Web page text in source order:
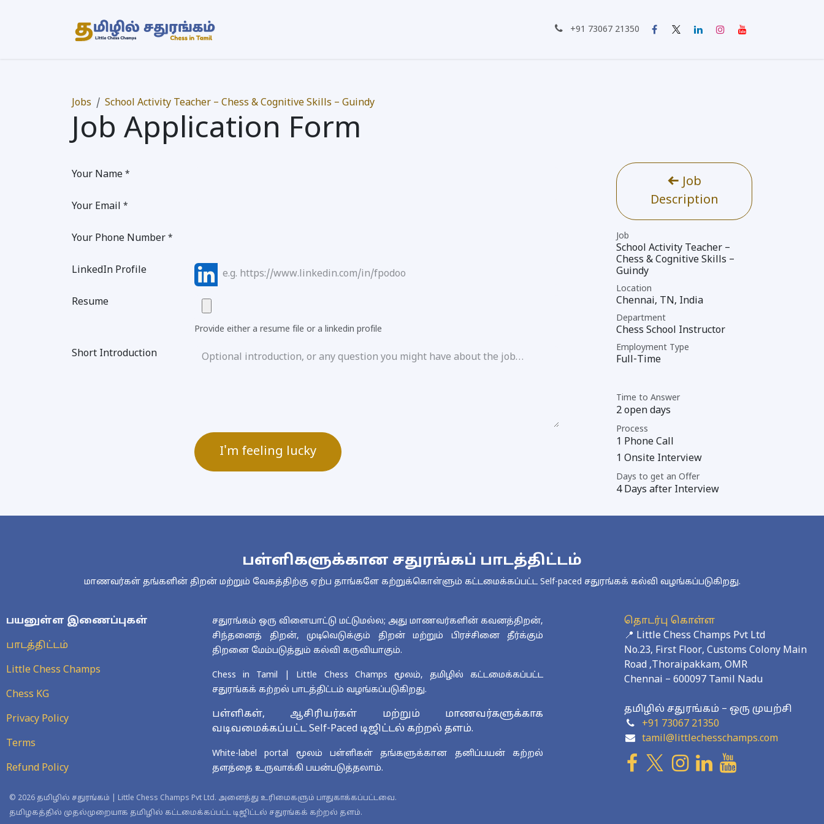
தொடர்பு கொள்ள
+91 73067 21350
Jobs School Activity Teacher – Chess & Cognitive Skills – Guindy
Job Application Form
Your Name *
Your Email *
Your Phone Number *
LinkedIn Profile
Resume
Provide either a resume file or a linkedin profile
Short Introduction
I'm feeling lucky
Job
Description
Job
School Activity Teacher –
Chess & Cognitive Skills –
Guindy
Location
Chennai, TN, India
Department
Chess School Instructor
Employment Type
Full-Time
Time to Answer
2 open days
Process
1 Phone Call
1 Onsite Interview
Days to get an Offer
4 Days after Interview
தொடர்பு கொள்ள
📍 Little Chess Champs Pvt Ltd
No.23, First Floor, Customs Colony Main
Road ,Thoraipakkam, OMR
Chennai – 600097 Tamil Nadu
தமிழில் சதுரங்கம் – ஒரு முயற்சி
+91 73067 21350
tamil@littlechesschamps.com
பயனுள்ள இணைப்புகள்
பாடத்திட்டம்
Little Chess Champs
Chess KG
Privacy Policy
Terms
Refund Policy
சதுரங்கம் ஒரு விளையாட்டு மட்டுமல்ல; அது மாணவர்களின் கவனத்திறன்,
சிந்தனைத் திறன், முடிவெடுக்கும் திறன் மற்றும் பிரச்சினை தீர்க்கும்
திறனை மேம்படுத்தும் கல்வி கருவியாகும்.
Chess in Tamil | Little Chess Champs மூலம், தமிழில் கட்டமைக்கப்பட்ட
சதுரங்கக் கற்றல் பாடத்திட்டம் வழங்கப்படுகிறது.
பள்ளிகள், ஆசிரியர்கள் மற்றும் மாணவர்களுக்காக
வடிவமைக்கப்பட்ட Self-Paced டிஜிட்டல் கற்றல் தளம்.
White-label portal மூலம் பள்ளிகள் தங்களுக்கான தனிப்பயன் கற்றல்
தளத்தை உருவாக்கி பயன்படுத்தலாம்.
பள்ளிகளுக்கான சதுரங்கப் பாடத்திட்டம்
மாணவர்கள் தங்களின் திறன் மற்றும் வேகத்திற்கு ஏற்ப தாங்களே கற்றுக்கொள்ளும் கட்டமைக்கப்பட்ட Self-paced சதுரங்கக் கல்வி வழங்கப்படுகிறது.
© 2026 தமிழில் சதுரங்கம் | Little Chess Champs Pvt Ltd. அனைத்து உரிமைகளும் பாதுகாக்கப்பட்டவை.
தமிழகத்தில் முதல்முறையாக தமிழில் கட்டமைக்கப்பட்ட டிஜிட்டல் சதுரங்கக் கற்றல் தளம்.